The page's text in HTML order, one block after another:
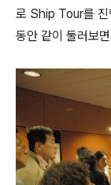
로 Ship Tour를 진
동안 같이 둘러보